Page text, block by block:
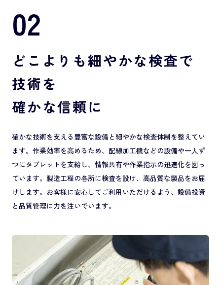
02
どこよりも細やかな検査で
技術を
確かな信頼に
確かな技術を支える豊富な設備と細やかな検査体制を整えてい
ます。作業効率を高めるため、配線加工機などの設備や一人ず
つにタブレットを支給し、情報共有や作業指示の迅速化を図っ
ています。製造工程の各所に検査を設け、高品質な製品をお届
けします。お客様に安心してご利用いただけるよう、設備投資
と品質管理に力を注いでいます。